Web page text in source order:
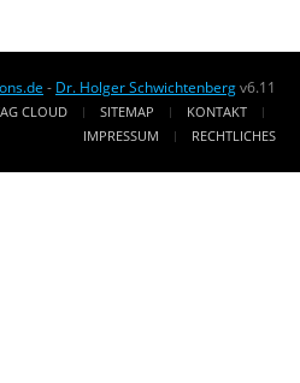
- Dr. Holger Schwichtenbergv6.11
CLOUD SITEMAP
KONTAKT
IMPRESSUM
RECHTLICHES